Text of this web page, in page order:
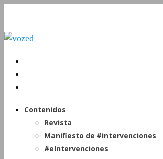
Contenidos
Revista
Manifiesto de #intervenciones
#eIntervenciones